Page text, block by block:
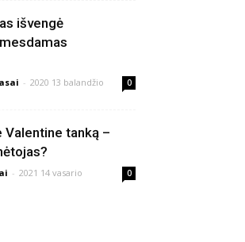
išvengė
- 2020 13 balandžio 0
tanką –
- 2021 14 vasario 0